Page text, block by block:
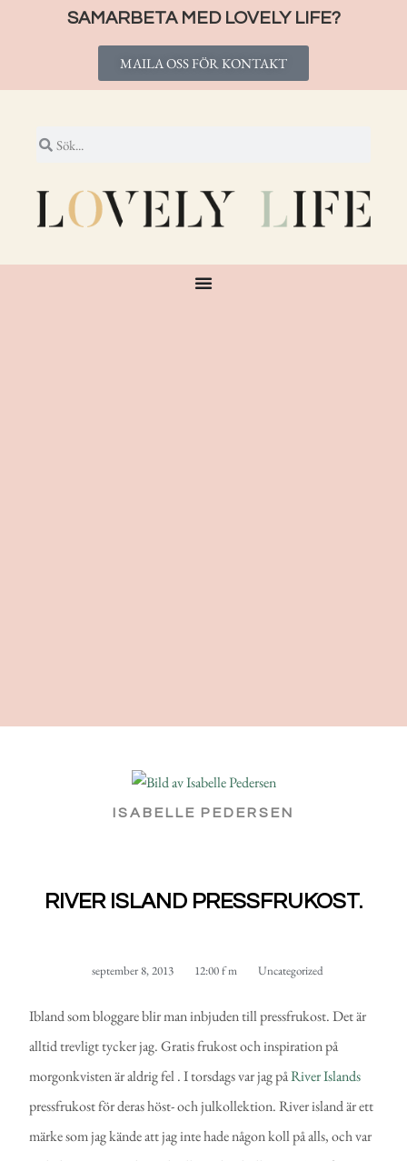
SAMARBETA MED LOVELY LIFE?
MAILA OSS FÖR KONTAKT
ISABELLE PEDERSEN
RIVER ISLAND PRESSFRUKOST.
september 8, 2013 12:00 f m Uncategorized
Ibland som bloggare blir man inbjuden till pressfrukost. Det är
alltid trevligt tycker jag. Gratis frukost och inspiration på
morgonkvisten är aldrig fel . I torsdags var jag påRiver Islands
pressfrukost för deras höst- och julkollektion. River island är ett
märke som jag kände att jag inte hade någon koll på alls, och var